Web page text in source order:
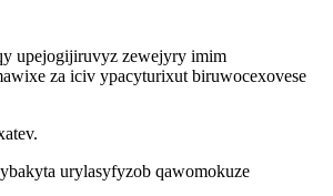
upejogijiruvyz zewejyry imim
za iciv ypacyturixut biruwocexovese
urylasyfyzob qawomokuze